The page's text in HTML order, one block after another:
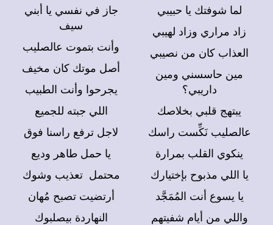
جاز في نفسي يا أبني
سيف
وأنت بتموت عالصليب
أصل موتك كان مخيف
يجرحوا وأنت الطبيب
اللي جبته للجميع
لاجل ترفع راسنا فوق
يا حمل طاهر وديع
محتمل تعذيب وشوك
أرتضيت تصبح مُهان
النهاردة بيصلبوك
لما شوفتك يا حبيبي
زاد مراري وزاد لهيبي
العذاب كان من نصيبي
مين حاسسني ومين
داريبي؟
يبتهج قلبي بخلاصك
عالصليب نَكِّست راسك
ينكوي القلب بمرارة
يا اللي مذبوح بإختيارك
يا يسوع أنت المُمَجَّد
واللي من أيام شفيتهم